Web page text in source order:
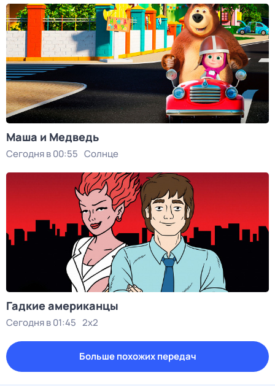
Маша и Медведь
Сегодня в 00:55 Солнце
Гадкие американцы
Сегодня в 01:45 2x2
Больше похожих передач